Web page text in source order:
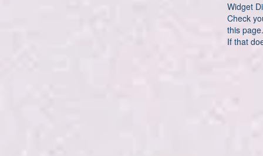
Widget
Check
this page.
If that